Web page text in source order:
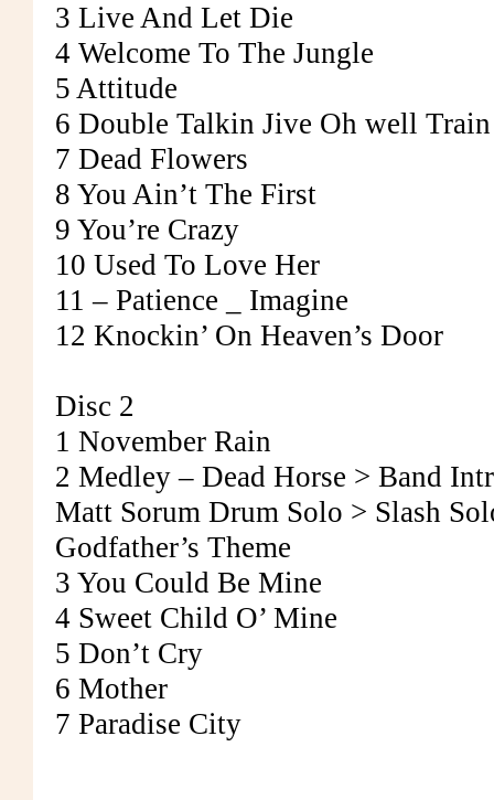
3 Live And Let Die
4 Welcome To The Jungle
5 Attitude
6 Double Talkin Jive Oh well
7 Dead Flowers
8 You Ain’t The First
9 You’re Crazy
10 Used To Love Her
11 – Patience _ Imagine
12 Knockin’ On Heaven’s Door
Disc 2
1 November Rain
2 Medley – Dead Horse > Band
Matt Sorum Drum Solo > Slash
Godfather’s Theme
3 You Could Be Mine
4 Sweet Child O’ Mine
5 Don’t Cry
6 Mother
7 Paradise City